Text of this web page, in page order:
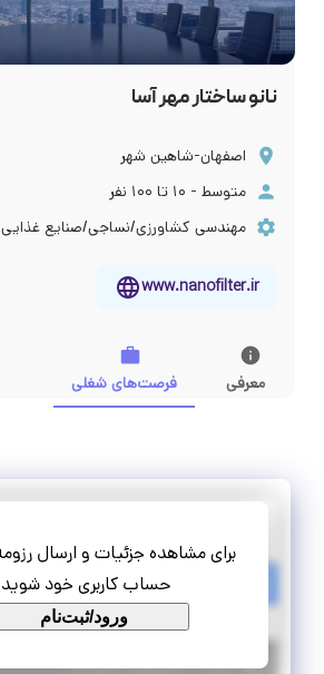
نانو ساختار مهر آسا
اصفهان-شاهین شهر
متوسط - ۱۰ تا ۱۰۰ نفر
مهندسی کشاورزی/نساجی/صنایع غذایی
www.nanofilter.ir
معرفی فرصت‌های شغلی
برای مشاهده جزئیات و ارسال
حساب کاربری خود
ورود/ثبت‌نام
استخدام کارشناس تحقیق و توسعه
پاره وقت استخدام
اصفهان |۶ سال پیش | منقضی شده